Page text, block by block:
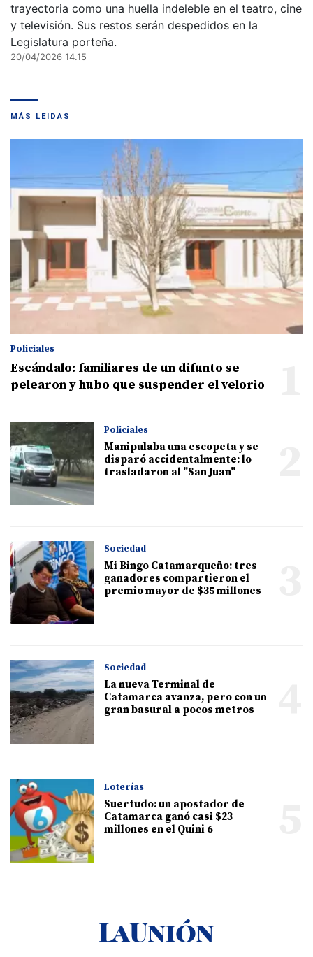
trayectoria como una huella indeleble en el teatro, cine
y televisión. Sus restos serán despedidos en la
Legislatura porteña.
20/04/2026 14.15
MÁS LEIDAS
Policiales
Escándalo: familiares de un difunto se
pelearon y hubo que suspender el velorio
Policiales
Manipulaba una escopeta y se
disparó accidentalmente: lo
trasladaron al "San Juan"
Sociedad
Mi Bingo Catamarqueño: tres
ganadores compartieron el
premio mayor de $35 millones
Sociedad
La nueva Terminal de
Catamarca avanza, pero con un
gran basural a pocos metros
Loterías
Suertudo: un apostador de
Catamarca ganó casi $23
millones en el Quini 6